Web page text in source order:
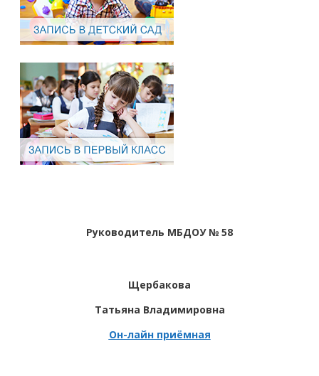
Руководитель МБДОУ № 58
Щербакова
Татьяна Владимировна
Он-лайн приёмная